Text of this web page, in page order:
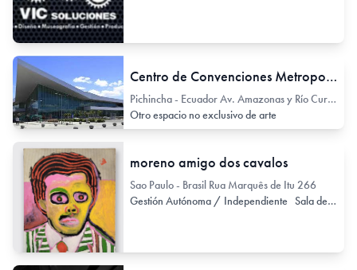
Centro de Convenciones Metropolitano de Quito
Pichincha - Ecuador Av. Amazonas y Río Curaray
Otro espacio no exclusivo de arte
moreno amigo dos cavalos
Sao Paulo - Brasil Rua Marquês de Itu 266
Gestión Autónoma / Independiente Sala de Exhibición